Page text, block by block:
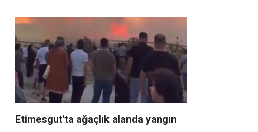
Etimesgut'ta ağaçlık alanda yangın